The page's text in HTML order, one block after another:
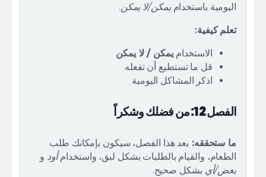
اليومية باستخداميمكن/لا يمكن.
تعلم كيفية:
الاستخداميمكن / لا يمكن
قل ما تستطيع أن تفعله
اذكر المشاكل اليومية
الفصل 12: من فضلك وشكراً
ما ستحققه: بعد هذا الفصل، سيكون بإمكانك طلب
الطعام، والقيام بالطلبات بشكل لبق، واستخدامأود و
بعض/أي بشكل صحيح.